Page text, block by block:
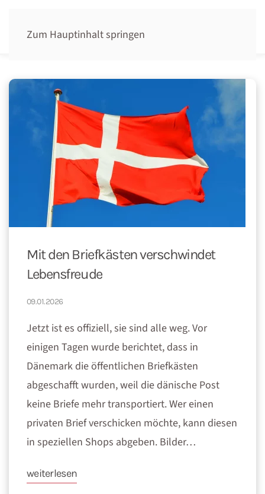
Zum Hauptinhalt springen
Mit den Briefkästen verschwindet
Lebensfreude
09.01.2026
Jetzt ist es offiziell, sie sind alle weg. Vor
einigen Tagen wurde berichtet, dass in
Dänemark die öffentlichen Briefkästen
abgeschafft wurden, weil die dänische Post
keine Briefe mehr transportiert. Wer einen
privaten Brief verschicken möchte, kann diesen
in speziellen Shops abgeben. Bilder…
weiterlesen